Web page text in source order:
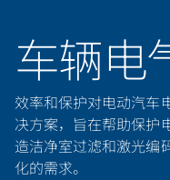
车辆电
效率和保护对电动汽车
决方案，旨在帮助保护
造洁净室过滤和激光编
化的需求。